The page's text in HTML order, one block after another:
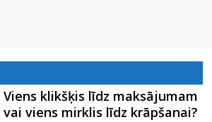
Viens klikšķis līdz maksājumam
vai viens mirklis līdz krāpšanai?